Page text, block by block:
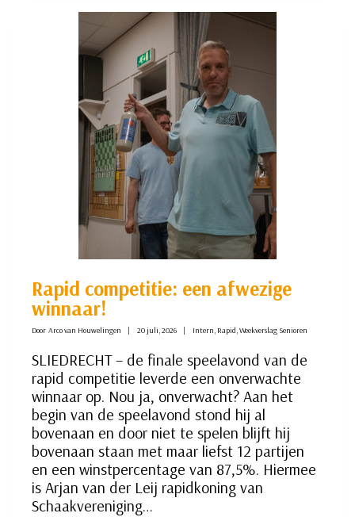
ONTSPANNEN
VAKANTIESFEER
Rapid competitie: een afwezige
winnaar!
Door Arco van Houwelingen 20 juli, 2026 Intern, Rapid,Weekverslag Senioren
SLIEDRECHT – de finale speelavond van de
rapid competitie leverde een onverwachte
winnaar op. Nou ja, onverwacht? Aan het
begin van de speelavond stond hij al
bovenaan en door niet te spelen blijft hij
bovenaan staan met maar liefst 12 partijen
en een winstpercentage van 87,5%. Hiermee
is Arjan van der Leij rapidkoning van
Schaakvereniging…